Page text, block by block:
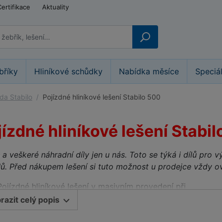
Aktuality
Hliníkové schůdky Nabídka měsíce
Stabilo Pojízdné hliníkové lešení Stabilo 500
hliníkové lešení
a veškeré náhradní díly jen u nás. Toto se týká i dílů pro
Před nákupem lešení si tuto možnost u prodejce vždy
hliníkové lešení v masivním provedení při
zachování nízké hmotnosti pro pracovní
do 14,50 m dle ČSN EN 1004 - 1.
celý popis